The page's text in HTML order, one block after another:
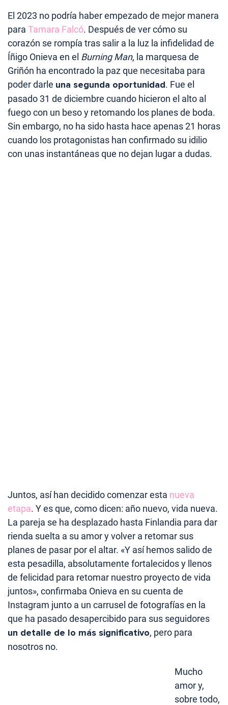
El 2023 no podría haber empezado de mejor manera
para Tamara Falcó. Después de ver cómo su
corazón se rompía tras salir a la luz la infidelidad de
Íñigo Onieva en el Burning Man, la marquesa de
Griñón ha encontrado la paz que necesitaba para
poder darle una segunda oportunidad. Fue el
pasado 31 de diciembre cuando hicieron el alto al
fuego con un beso y retomando los planes de boda.
Sin embargo, no ha sido hasta hace apenas 21 horas
cuando los protagonistas han confirmado su idilio
con unas instantáneas que no dejan lugar a dudas.
Juntos, así han decidido comenzar esta nueva
etapa. Y es que, como dicen: año nuevo, vida nueva.
La pareja se ha desplazado hasta Finlandia para dar
rienda suelta a su amor y volver a retomar sus
planes de pasar por el altar. «Y así hemos salido de
esta pesadilla, absolutamente fortalecidos y llenos
de felicidad para retomar nuestro proyecto de vida
juntos», confirmaba Onieva en su cuenta de
Instagram junto a un carrusel de fotografías en la
que ha pasado desapercibido para sus seguidores
un detalle de lo más significativo, pero para
nosotros no.
Mucho
amor y,
sobre todo,